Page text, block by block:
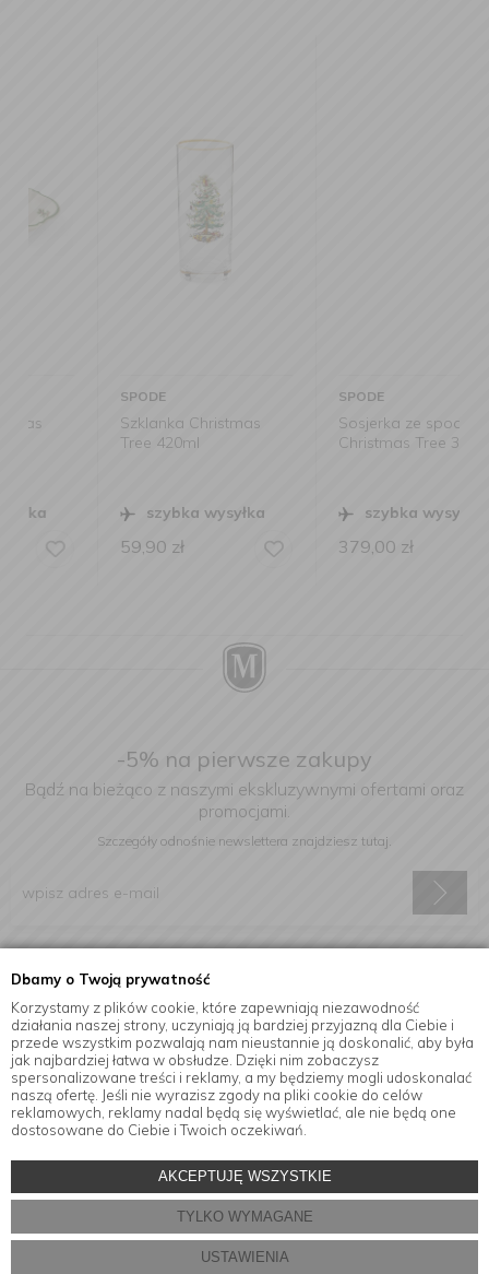
Dbamy o Twoją prywatność
Korzystamy z plików cookie, które zapewniają niezawodność
działania naszej strony, uczyniają ją bardziej przyjazną dla Ciebie i
przede wszystkim pozwalają nam nieustannie ją doskonalić, aby była
jak najbardziej łatwa w obsłudze. Dzięki nim zobaczysz
spersonalizowane treści i reklamy, a my będziemy mogli udoskonalać
naszą ofertę. Jeśli nie wyrazisz zgody na pliki cookie do celów
reklamowych, reklamy nadal będą się wyświetlać, ale nie będą one
dostosowane do Ciebie i Twoich oczekiwań.
AKCEPTUJĘ WSZYSTKIE
TYLKO WYMAGANE
USTAWIENIA
Szklanka Christmas
Tree 420ml
szybka wysyłka
59,90
Sosjerka ze spodkiem
Christmas Tree 310ml
szybka wysyłka
379,00 zł
-5% na pierwsze zakupy
Bądź na bieżąco z naszymi ekskluzywnymi ofertami oraz
promocjami.
Szczegóły odnośnie newslettera znajdziesz tutaj.
elektroniczną na podany adres e-mail.
Informacje
Akcesoria kuchenne w sklepie internetowym MensaHome.eu
Projekt i oprogramowanie sklepu:ebexo